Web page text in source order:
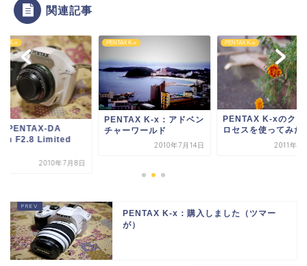
関連記事
K-x
PENTAX-DA
F2.8 Limited
2010年7月8日
PENTAX K-x
PENTAX K-x：アドベン
チャーワールド
2010年7月14日
PENTAX K-x
PENTAX K-xのクロ
ロセスを使ってみた
2011年9
PENTAX K-x：購入しました（ツマー
が）